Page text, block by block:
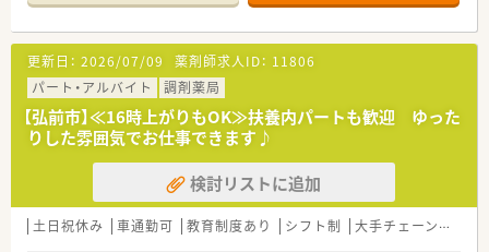
≪店舗について≫
弘高下駅よりお車10分、お車でアクセスしやすい立地です。耳鼻
科メインに応需しており、複雑な処方少なく、安心の業務内容で
す。
常時2名体制で、処方箋枚数は80枚/日、春の繁忙期は130枚/日程
度となります。
近隣店舗からのヘルプ体制が整っておりますのでお休みも取り
やすい環境です。
≪企業について≫
青森県、秋田県にて調剤薬局を運営しております。地域の皆様へ
更新日： 2026/07/09 薬剤師求人ID： 11806
パート・アルバイト
調剤薬局
【弘前市】≪16時上がりもOK≫扶養内パートも歓迎 ゆった
りした雰囲気でお仕事できます♪
検討リストに追加
土日祝休み 車通勤可 教育制度あり シフト制 大手チェーン以外